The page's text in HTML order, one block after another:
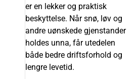
er en lekker og praktisk
beskyttelse. Når snø, løv og
andre uønskede gjenstander
holdes unna, får utedelen
både bedre driftsforhold og
lengre levetid.